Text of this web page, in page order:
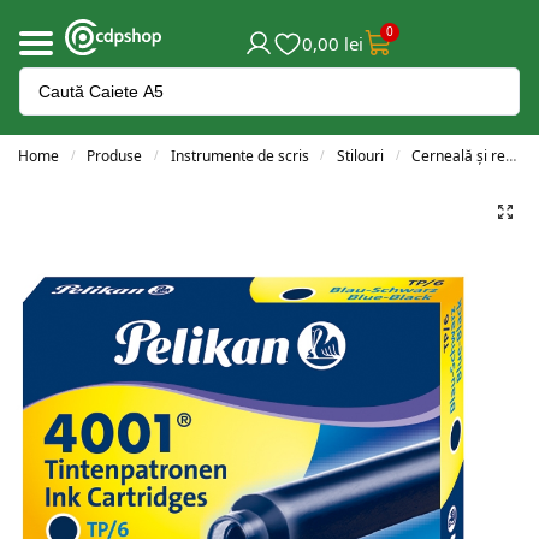
0,00 lei 0
Home / Produse / Instrumente de scris / Stilouri / Cerneală și rezerve